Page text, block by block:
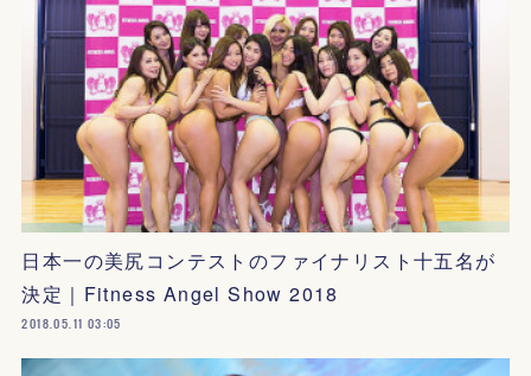
日本一の美尻コンテストのファイナリスト十五名が
決定｜Fitness Angel Show 2018
2018.05.11 03:05